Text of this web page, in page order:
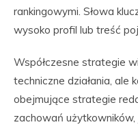
rankingowymi. Słowa
wysoko profil lub treść
Współczesne strategie
techniczne działania, ale
obejmujące strategie
zachowań